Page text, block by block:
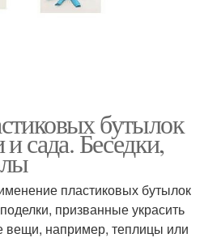
бутылок
сада. Беседки,
пластиковых бутылок
призванные украсить
вещи, например, теплицы или